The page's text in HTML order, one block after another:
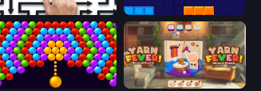
Arrow Escape: Puzzle ブロックブラスト
Bubble Story Yarn Fever! Unravel Puzzle